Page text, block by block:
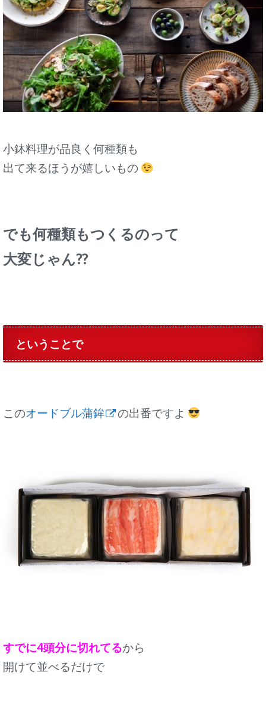
小鉢料理が品良く何種類も
出て来るほうが嬉しいもの
でも何種類もつくるのって
大変じゃん??
ということで
このオードブル蒲鉾 の出番ですよ
すでに4頭分に切れてるから
開けて並べるだけで